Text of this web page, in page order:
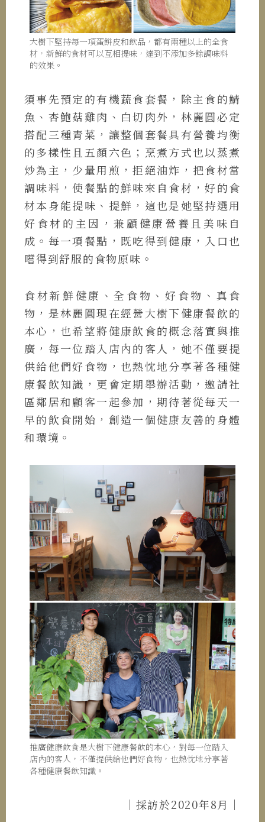
大樹下堅持每一項蛋餅皮和飲品，都有兩種以上的全食
材，新鮮的食材可以互相提味，達到不添加多餘調味料
的效果。
須事先預定的有機蔬食套餐，除主食的鯖
魚、杏鮑菇雞肉、白切肉外，林麗圓必定
搭配三種青菜，讓整個套餐具有營養均衡
的多樣性且五顏六色；烹煮方式也以蒸煮
炒為主，少量用煎，拒絕油炸，把食材當
調味料，使餐點的鮮味來自食材，好的食
材本身能提味、提鮮，這也是她堅持選用
好食材的主因，兼顧健康營養且美味自
成。每一項餐點，既吃得到健康，入口也
嚐得到舒服的食物原味。
食材新鮮健康、全食物、好食物、真食
物，是林麗圓現在經營大樹下健康餐飲的
本心，也希望將健康飲食的概念落實與推
廣，每一位踏入店內的客人，她不僅要提
供給他們好食物，也熱忱地分享著各種健
康餐飲知識，更會定期舉辦活動，邀請社
區鄰居和顧客一起參加，期待著從每天一
早的飲食開始，創造一個健康友善的身體
和環境。
推廣健康飲食是大樹下健康餐飲的本心，對每一位踏入
店內的客人，不僅提供給他們好食物，也熱忱地分享著
各種健康餐飲知識。
｜採訪於2020年8月｜